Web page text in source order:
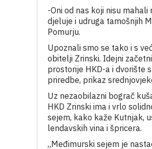
-Oni od nas koji nisu
djeluje i udruga tamošnjih
Pomurju.
Upoznali smo se tako i s
obitelji Zrinski. Idejni
prostorije HKD-a i dvorište
priredbe, prikaz
Uz nezaobilazni bograč
HKD Zrinski ima i vrlo
sejem, kako kaže Kutnjak,
lendavskih vina i špricera.
„Međimurski sejem je